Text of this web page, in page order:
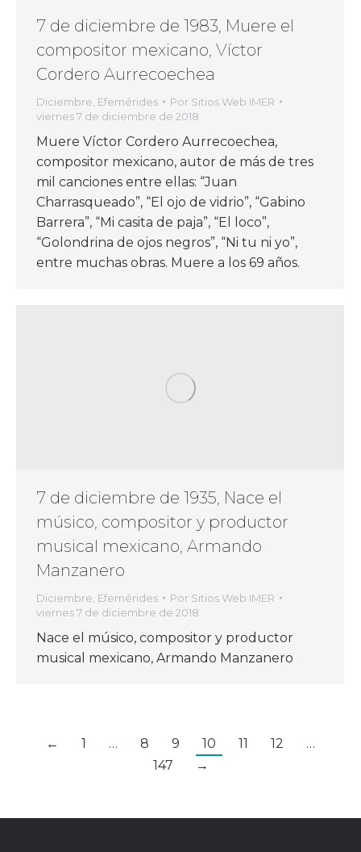
7 de diciembre de 1983, Muere el
compositor mexicano, Víctor
Cordero Aurrecoechea
Diciembre Efemérides Por Sitios Web IMER
viernes 7 de diciembre de 2018
Muere Víctor Cordero Aurrecoechea,
compositor mexicano, autor de más de tres
mil canciones entre ellas: “Juan
Charrasqueado”, “El ojo de vidrio”, “Gabino
Barrera”, “Mi casita de paja”, “El loco”,
“Golondrina de ojos negros”, “Ni tu ni yo”,
entre muchas obras. Muere a los 69 años.
7 de diciembre de 1935, Nace el
músico, compositor y productor
musical mexicano, Armando
Manzanero
Diciembre Efemérides Por Sitios Web IMER
viernes 7 de diciembre de 2018
Nace el músico, compositor y productor
musical mexicano, Armando Manzanero
← 1 … 8 9 10 11 12
…
147
→